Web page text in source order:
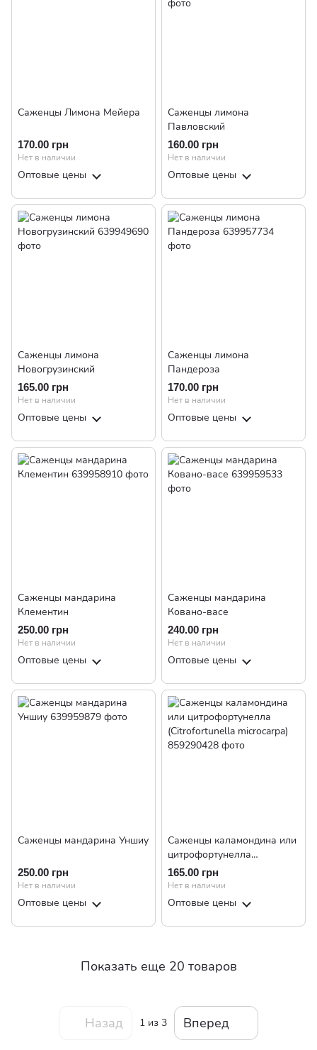
Саженцы Лимона Мейера
170.00 грн
Нет в наличии
Оптовые цены
Саженцы лимона
Павловский
160.00 грн
Нет в наличии
Оптовые цены
Саженцы лимона
Новогрузинский
165.00 грн
Нет в наличии
Оптовые цены
Саженцы лимона
Пандероза
170.00 грн
Нет в наличии
Оптовые цены
Саженцы мандарина
Клементин
250.00 грн
Нет в наличии
Оптовые цены
Саженцы мандарина
Ковано-васе
240.00 грн
Нет в наличии
Оптовые цены
Саженцы мандарина Уншиу
250.00 грн
Нет в наличии
Оптовые цены
Саженцы каламондина или
цитрофортунелла
(Citrofortunella microcarpa)
165.00 грн
Нет в наличии
Оптовые цены
Показать еще 20 товаров
Назад 1 из 3 Вперед